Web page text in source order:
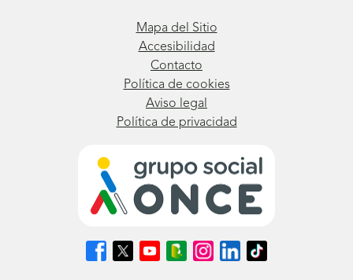
Mapa del Sitio
Accesibilidad
Contacto
Política de cookies
Aviso legal
Política de privacidad
Síguenos
en
Síguenos
en
Síguenos
en
Síguenos
en
Síguenos
en
Síguenos
en
Síguenos
en